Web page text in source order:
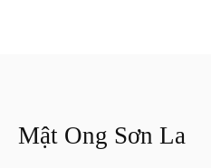
Mật Ong Sơn La